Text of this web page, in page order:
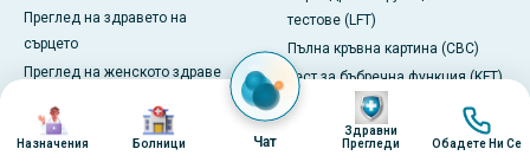
Преглед на здравето на
сърцето
Преглед на женското здраве
Пълна проверка на тялото
тестове (LFT)
Пълна кръвна картина (CBC)
Тест за бъбречна функция (KFT)
Уелнес и начин на живот
Виж всички
Изображение
Назначения
Изображение
Болници Чат
Изображение
Здравни
Прегледи
Обадете Ни Се